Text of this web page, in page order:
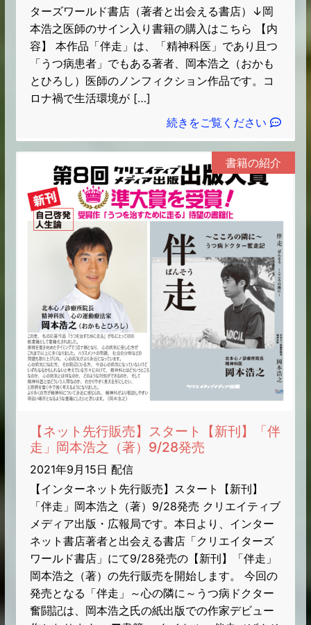
ターズワールド書店（著者と出会える書店）↓岡
本浩之医師のサイン入り書籍の購入はこちら 【内
容】 本作品「伴走」は、「精神科医」であり且つ
「うつ病患者」でもある著者、岡本浩之（おかも
とひろし）医師のノンフィクション作品です。コ
ロナ禍で生活環境が […]
続きをご覧ください
書籍の紹介
【ネット先行販売】スタート【新刊】「伴
走」岡本浩之（著）9/28発売
2021年9月15日 配信
【インターネット先行販売】スタート【新刊】
「伴走」岡本浩之（著）9/28発売 クリエイティブ
メディア出版・広報局です。本日より、インター
ネット書店著者と出会える書店「クリエイターズ
ワールド書店」にて9/28発売の【新刊】「伴走」
岡本浩之（著）の先行販売を開始します。 今回の
発売となる「伴走」～心の隣に～うつ病ドクター
奮闘記は、岡本浩之氏の紙出版での作家デビュー